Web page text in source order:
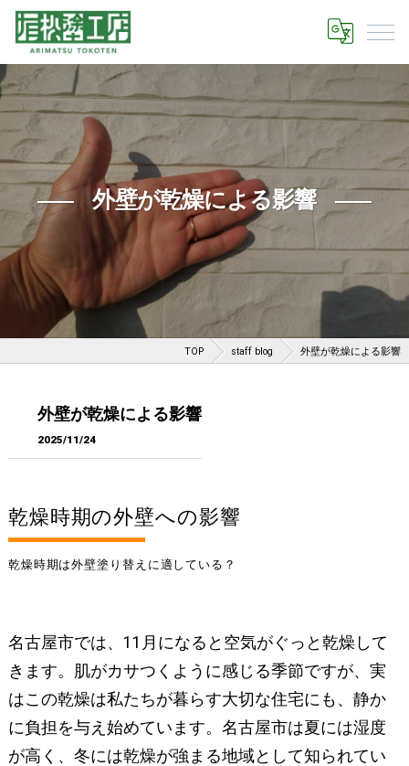
外壁が乾燥による影響
TOP staff blog 外壁が乾燥による影響
外壁が乾燥による影響
2025/11/24
乾燥時期は外壁塗り替えに適している？
乾燥時期の外壁への影響
名古屋市では、11月になると空気がぐっと乾燥して
きます。肌がカサつくように感じる季節ですが、実
はこの乾燥は私たちが暮らす大切な住宅にも、静か
に負担を与え始めています。名古屋市は夏には湿度
が高く、冬には乾燥が強まる地域として知られてい